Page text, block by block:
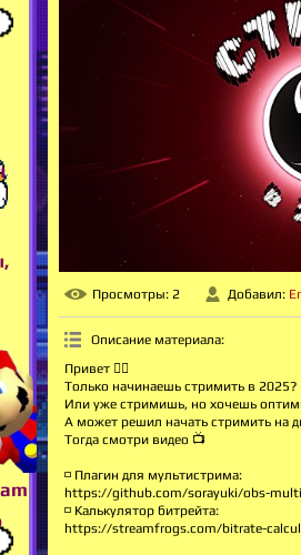
Просмотры: 2 Добавил:
Описание материала:
Привет 🖐🏻
Только начинаешь стримить в 2025?
Или уже стримишь, но хочешь
А может решил начать стримить на
Тогда смотри видео 📺
◽ Плагин для мультистрима:
https://github.com/sorayuki/obs-
◽ Калькулятор битрейта:
https://streamfrogs.com/bitrate-